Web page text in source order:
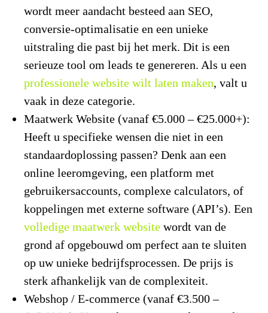
wordt meer aandacht besteed aan SEO,
conversie-optimalisatie en een unieke
uitstraling die past bij het merk. Dit is een
serieuze tool om leads te genereren. Als u een
professionele website wilt laten maken, valt u
vaak in deze categorie.
Maatwerk Website (vanaf €5.000 – €25.000+):
Heeft u specifieke wensen die niet in een
standaardoplossing passen? Denk aan een
online leeromgeving, een platform met
gebruikersaccounts, complexe calculators, of
koppelingen met externe software (API’s). Een
volledige maatwerk website wordt van de
grond af opgebouwd om perfect aan te sluiten
op uw unieke bedrijfsprocessen. De prijs is
sterk afhankelijk van de complexiteit.
Webshop / E-commerce (vanaf €3.500 –